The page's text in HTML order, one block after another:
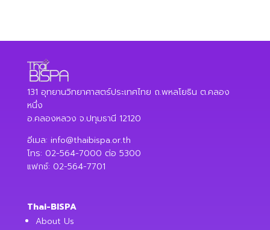
131 อุทยานวิทยาศาสตร์ประเทศไทย ถ.พหลโยธิน ต.คลอง
หนึ่ง
อ.คลองหลวง จ.ปทุมธานี 12120
อีเมล: info@thaibispa.or.th
โทร: 02-564-7000 ต่อ 5300
แฟกซ์: 02-564-7701
Thai-BISPA
About Us